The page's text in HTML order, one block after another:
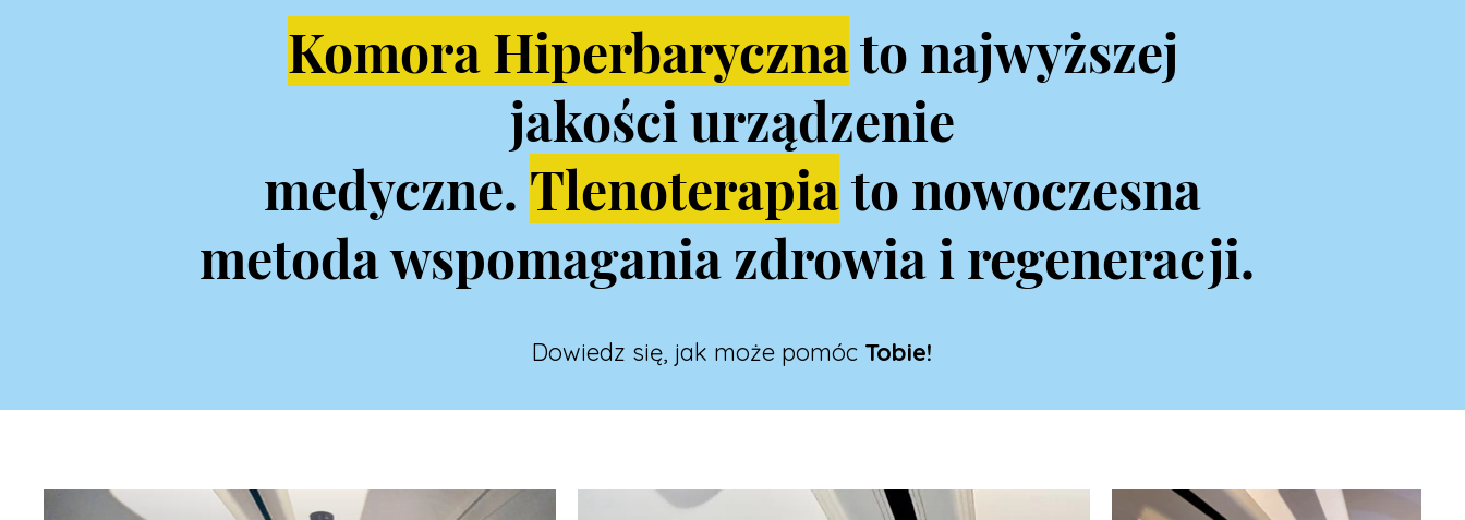
Komora Hiperbarycznato najwyższej
jakości urządzenie
medyczne. Tlenoterapiato nowoczesna
metoda wspomagania zdrowia i regeneracji.
Dowiedz się, jak może pomóc Tobie!